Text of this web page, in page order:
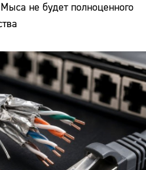
не будет полноценного